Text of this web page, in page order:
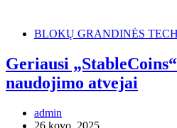
BLOKŲ GRANDINĖS
Geriausi
naudojimo atvejai
admin
26 kovo, 2025